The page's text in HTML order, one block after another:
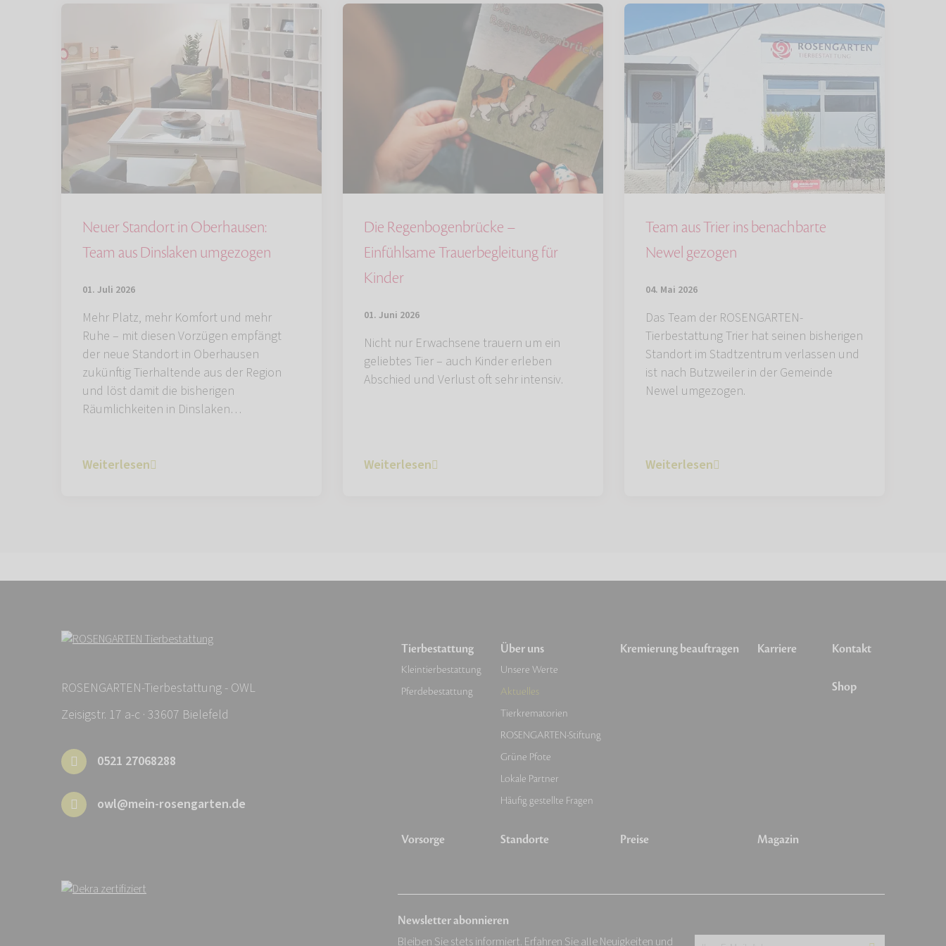
Neuer Standort in Oberhausen:
Team aus Dinslaken umgezogen
01. Juli 2026
Mehr Platz, mehr Komfort und mehr
Ruhe – mit diesen Vorzügen empfängt
der neue Standort in Oberhausen
zukünftig Tierhaltende aus der Region
und löst damit die bisherigen
Räumlichkeiten in Dinslaken…
Weiterlesen
Die Regenbogenbrücke –
Einfühlsame Trauerbegleitung für
Kinder
01. Juni 2026
Nicht nur Erwachsene trauern um ein
geliebtes Tier – auch Kinder erleben
Abschied und Verlust oft sehr intensiv.
Weiterlesen
Team aus Trier ins benachbarte
Newel gezogen
04. Mai 2026
Das Team der ROSENGARTEN-
Tierbestattung Trier hat seinen bisherigen
Standort im Stadtzentrum verlassen und
ist nach Butzweiler in der Gemeinde
Newel umgezogen.
Weiterlesen
ROSENGARTEN-Tierbestattung - OWL
Zeisigstr. 17 a-c · 33607 Bielefeld
0521 27068288
owl@mein-rosengarten.de
Tierbestattung
Kleintierbestattung
Pferdebestattung
Vorsorge
Über uns
Unsere Werte
Aktuelles
Tierkrematorien
ROSENGARTEN-Stiftung
Grüne Pfote
Lokale Partner
Häufig gestellte Fragen
Standorte
Kremierung beauftragen
Preise
Karriere
Magazin
Kontakt
Shop
Newsletter abonnieren
Bleiben Sie stets informiert. Erfahren Sie alle Neuigkeiten und